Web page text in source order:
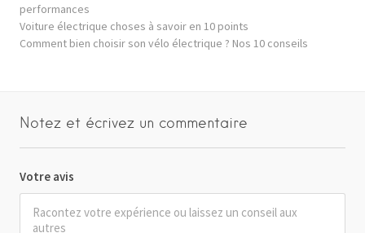
performances
Voiture électrique choses à savoir en 10 points
Comment bien choisir son vélo électrique ? Nos 10 conseils
Notez et écrivez un commentaire
Votre avis